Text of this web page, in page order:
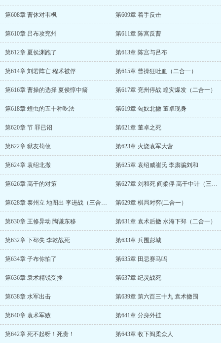
第608章 曹休对韦枫 第609章 着手反击
第610章 吕布攻兖州 第611章 陈宫反曹
第612章 夏侯渊跑了 第613章 陈宫与吕布
第614章 刘若阵亡 程术被俘 第615章 曹操狂吐血（二合一）
第616章 曹操的选择 夏侯惇中箭 第617章 兖州停战 蝗灾爆发（二合一）
第618章 蝗虫的五十种吃法 第619章 匈奴北撤 董卓现身
第620章 节 罪已诏 第621章 董卓之死
第622章 狱友荀攸 第623章 火烧袁军大营
第624章 袁绍北撤 第625章 袁绍威崔氏 李肃骗刘和
第626章 高干的对策 第627章 刘和死 阎柔俘 高干中计（三合一）
第628章 泰州立 地图出 李进战（三合一） 第629章 棋局对弈(二合一）
第630章 王修异动 陶谦东移 第631章 袁术后撤 水淹下邳（二合一）
第632章 下邳失 李乾战死 第633章 兵围彭城
第634章 子布你怕了 第635章 田忌赛马吗
第636章 袁术精锐受挫 第637章 纪灵战死
第638章 水军出击 第639章 第六百三十九 袁术撤围
第640章 袁术军败 第641章 分身外挂
第642章 死不起呀！死贵！ 第643章 收下阎柔众人